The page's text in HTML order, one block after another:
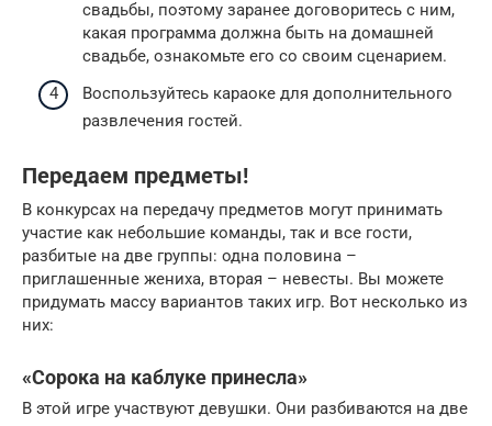
свадьбы, поэтому заранее договоритесь с ним,
какая программа должна быть на домашней
свадьбе, ознакомьте его со своим сценарием.
Воспользуйтесь караоке для дополнительного
развлечения гостей.
Передаем предметы!
В конкурсах на передачу предметов могут принимать
участие как небольшие команды, так и все гости,
разбитые на две группы: одна половина –
приглашенные жениха, вторая – невесты. Вы можете
придумать массу вариантов таких игр. Вот несколько из
них:
«Сорока на каблуке принесла»
В этой игре участвуют девушки. Они разбиваются на две